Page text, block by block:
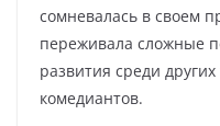
сомневалась в своем
переживала сложные
развития среди
комедиантов.